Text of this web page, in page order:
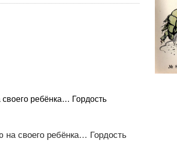
ребёнка… Гордость
на своего ребёнка… Гордость